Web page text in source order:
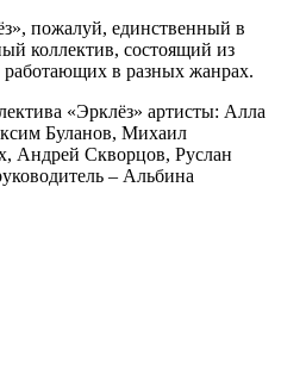
пожалуй, единственный в
коллектив, состоящий из
в разных жанрах.
«Эрклёз» артисты: Алла
Буланов, Михаил
Андрей Скворцов, Руслан
– Альбина